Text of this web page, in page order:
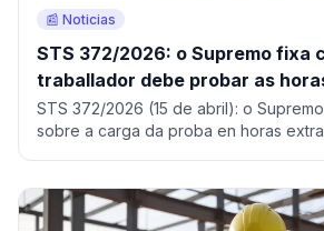
📰 Noticias
STS 372/2026: o Supremo fixa
traballador debe probar as
STS 372/2026 (15 de abril): o
sobre a carga da proba en horas